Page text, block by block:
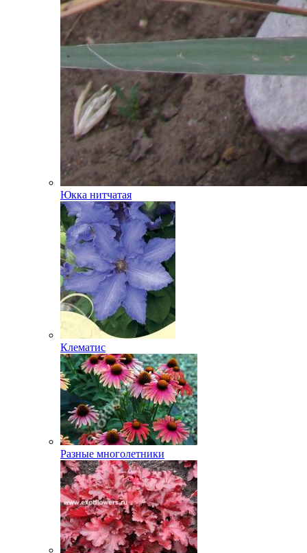
Юкка нитчатая
Клематис
Разные многолетники